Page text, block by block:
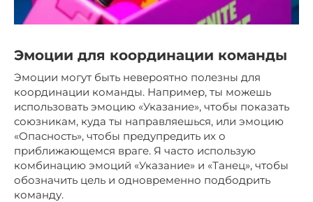
Эмоции для координации команды
Эмоции могут быть невероятно полезны для
координации команды. Например, ты можешь
использовать эмоцию «Указание», чтобы показать
союзникам, куда ты направляешься, или эмоцию
«Опасность», чтобы предупредить их о
приближающемся враге. Я часто использую
комбинацию эмоций «Указание» и «Танец», чтобы
обозначить цель и одновременно подбодрить
команду.